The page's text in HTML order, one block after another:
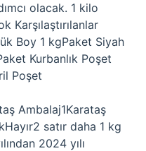
olacak. 1 kilo
Karşılaştırılanlar
Boy 1 kgPaket Siyah
Kurbanlık Poşet
Poşet
Ambalaj1Karataş
satır daha 1 kg
2024 yılı